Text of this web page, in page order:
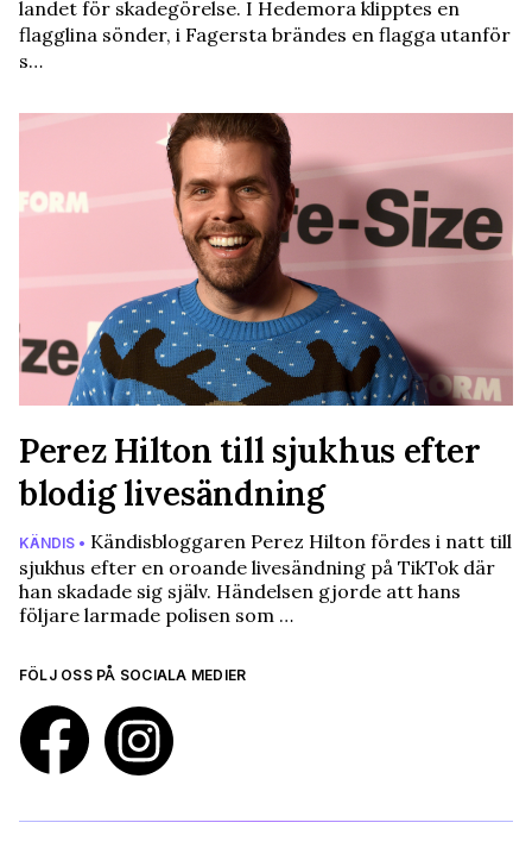
landet för skadegörelse. I Hedemora klipptes en
flagglina sönder, i Fagersta brändes en flagga utanför
s…
Perez Hilton till sjukhus efter
blodig livesändning
KÄNDIS • Kändisbloggaren Perez Hilton fördes i natt till
sjukhus efter en oroande livesändning på TikTok där
han skadade sig själv. Händelsen gjorde att hans
följare larmade polisen som …
FÖLJ OSS PÅ SOCIALA MEDIER